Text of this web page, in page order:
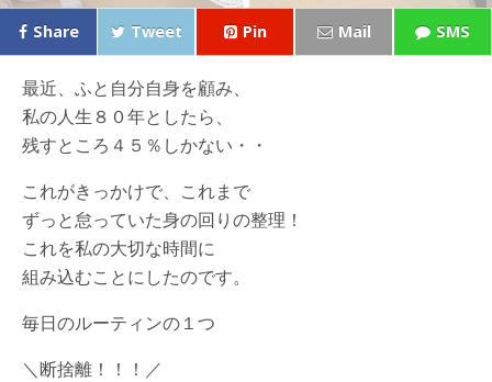
Share Tweet Pin Mail SMS
最近、ふと自分自身を顧み、
私の人生８０年としたら、
残すところ４５％しかない・・
これがきっかけで、これまで
ずっと怠っていた身の回りの整理！
これを私の大切な時間に
組み込むことにしたのです。
毎日のルーティンの１つ
＼断捨離！！！／